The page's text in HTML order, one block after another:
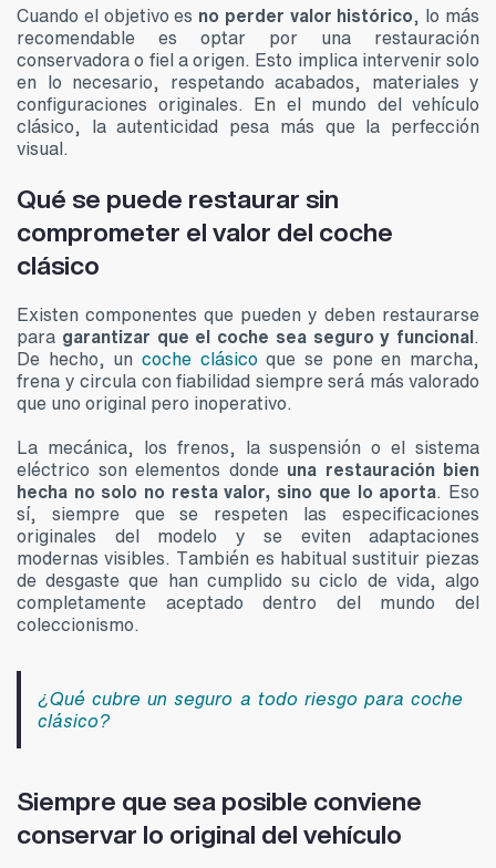
Cuando el objetivo es no perder valor histórico, lo más
recomendable es optar por una restauración
conservadora o fiel a origen. Esto implica intervenir solo
en lo necesario, respetando acabados, materiales y
configuraciones originales. En el mundo del vehículo
clásico, la autenticidad pesa más que la perfección
visual.
Qué se puede restaurar sin
comprometer el valor del coche
clásico
Existen componentes que pueden y deben restaurarse
para garantizar que el coche sea seguro y funcional.
De hecho, un coche clásicoque se pone en marcha,
frena y circula con fiabilidad siempre será más valorado
que uno original pero inoperativo.
La mecánica, los frenos, la suspensión o el sistema
eléctrico son elementos donde una restauración bien
hecha no solo no resta valor, sino que lo aporta. Eso
sí, siempre que se respeten las especificaciones
originales del modelo y se eviten adaptaciones
modernas visibles. También es habitual sustituir piezas
de desgaste que han cumplido su ciclo de vida, algo
completamente aceptado dentro del mundo del
coleccionismo.
¿Qué cubre un seguro a todo riesgo para coche
clásico?
Siempre que sea posible conviene
conservar lo original del vehículo